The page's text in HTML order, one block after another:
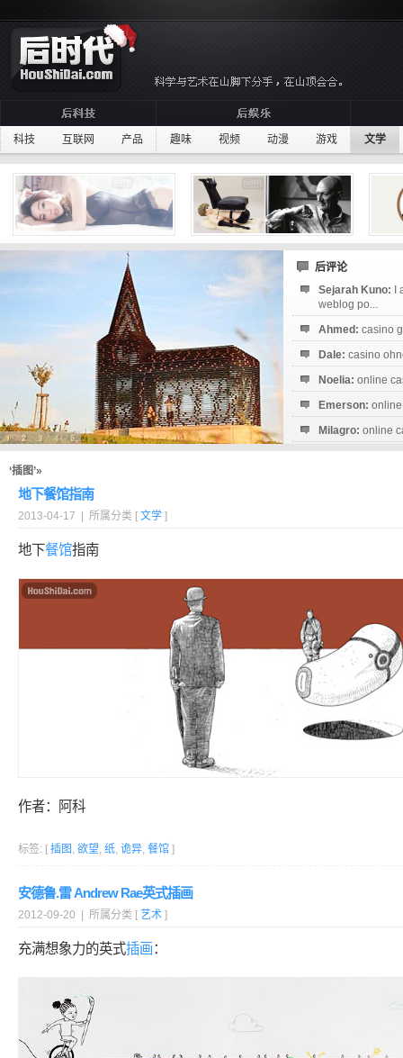
科技 互联网 产品 趣味 视频 动漫 游戏 文学
后评论
Sejarah Kuno:
weblog po...
Ahmed: casino
Dale: casino
Noelia: online
Emerson:
Milagro: online
‘插图’»
地下餐馆指南
2013-04-17 | 所属分类 [ 文学 ]
地下餐馆指南
作者：阿科
标签: [ 插图 , 欲望, 纸, 诡异, 餐馆 ]
安德鲁.雷 Andrew Rae英式插画
2012-09-20 | 所属分类 [ 艺术 ]
充满想象力的英式插画：